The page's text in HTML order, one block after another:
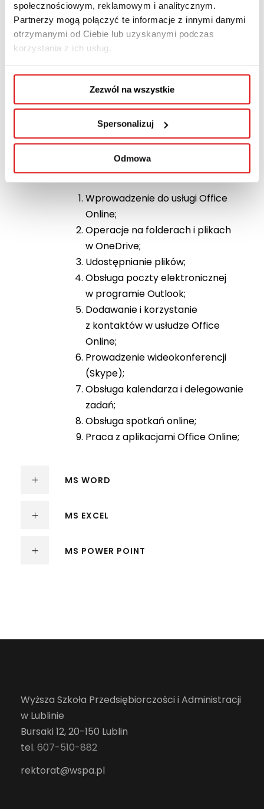
społecznościowym, reklamowym i analitycznym.
Partnerzy mogą połączyć te informacje z innymi danymi
otrzymanymi od Ciebie lub uzyskanymi podczas
korzystania z ich usług.
Zezwól na wszystkie
Spersonalizuj
Odmowa
CHMURA MS OFFICE
chcą w pełni wykorzystywać
możliwości pracy online. Uczestnicy
szkolenia uczą się między innymi
pracy na bezpłatnych rozwiązaniach
online mających na celu usprawnienie
organizacji czasu pracy, jak
i efektywne zarządzanie nim.
Wprowadzenie do usługi Office
Online;
Operacje na folderach i plikach
w OneDrive;
Udostępnianie plików;
Obsługa poczty elektronicznej
w programie Outlook;
Dodawanie i korzystanie
z kontaktów w usłudze Office
Online;
Prowadzenie wideokonferencji
(Skype);
Obsługa kalendarza i delegowanie
zadań;
Obsługa spotkań online;
Praca z aplikacjami Office Online;
MS WORD
MS EXCEL
MS POWER POINT
Wyższa Szkoła Przedsiębiorczości i Administracji
w Lublinie
Bursaki 12, 20-150 Lublin
tel. 607-510-882
rektorat@wspa.pl